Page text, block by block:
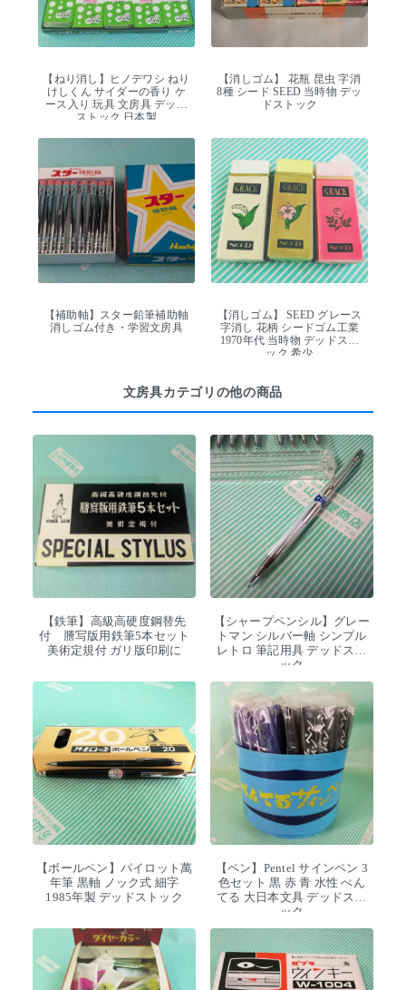
【ねり消し】ヒノデワシ ねり
けしくん サイダーの香り ケ
ース入り 玩具 文房具 デッド
ストック 日本製
【消しゴム】 花瓶 昆虫 字消
8種 シード SEED 当時物 デッ
ドストック
【補助軸】スター鉛筆補助軸
消しゴム付き・学習文房具
【消しゴム】 SEED グレース
字消し 花柄 シードゴム工業
1970年代 当時物 デッドスト
ック 希少
文房具カテゴリの他の商品
【鉄筆】高級高硬度鋼替先
付 謄写版用鉄筆5本セット
美術定規付 ガリ版印刷に
【シャープペンシル】グレー
トマン シルバー軸 シンプル
レトロ 筆記用具 デッドスト
ック
【ボールペン】パイロット萬
年筆 黒軸 ノック式 細字
1985年製 デッドストック
【ペン】Pentel サインペン 3
色セット 黒 赤 青 水性 ぺん
てる 大日本文具 デッドスト
ック